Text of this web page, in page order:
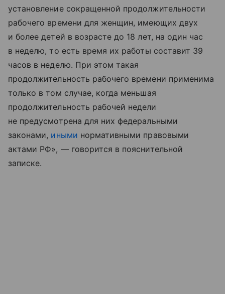
установление сокращенной продолжительности
рабочего времени для женщин, имеющих двух
и более детей в возрасте до 18 лет, на один час
в неделю, то есть время их работы составит 39
часов в неделю. При этом такая
продолжительность рабочего времени применима
только в том случае, когда меньшая
продолжительность рабочей недели
не предусмотрена для них федеральными
законами, иными нормативными правовыми
актами РФ», — говорится в пояснительной
записке.